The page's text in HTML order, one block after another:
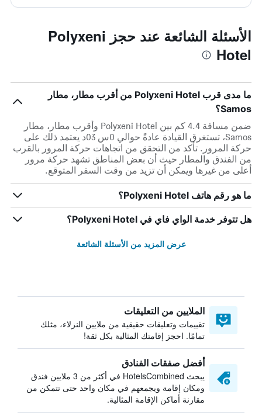
الأسئلة الشائعة عند حجز Polyxeni
Hotel
ما مدى قرب Polyxeni Hotel من أقرب مطار، مطار
Samos؟
ضمن مسافة 4.4 كم بين Polyxeni Hotel وأقرب مطار، مطار
Samos، تستغرق القيادة عادةً حوالي 0س 03د يعتمد ذلك على
حركة المرور. تأكد من التحقق من اتجاهات حركة المرور بالقرب
من الفندق والمطار حيث أن بعض المناطق تشهد حركة مرور
أعلى من غيرها ويمكن أن تزيد من وقت السفر المتوقع.
ما هو رقم هاتف Polyxeni Hotel؟
هل تتوفر خدمة الواي فاي في Polyxeni Hotel؟
عرض المزيد من الأسئلة الشائعة
الملايين من التعليقات
تقييمات وتعليقات حقيقية من ملايين النزلاء، مثلك
تمامًا. احجز إقامتك المثالية بكل ثقة!
أفضل صفقات الفنادق
يبحث HotelsCombined في أكثر من 3 ملايين فندق
ومكان إقامة ويجمعهم في مكان واحد حتى تتمكن من
مقارنة أماكن الإقامة المثالية.